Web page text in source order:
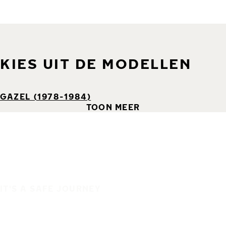
KIES UIT DE MODELLEN
GAZEL (1978-1984)
TOON MEER